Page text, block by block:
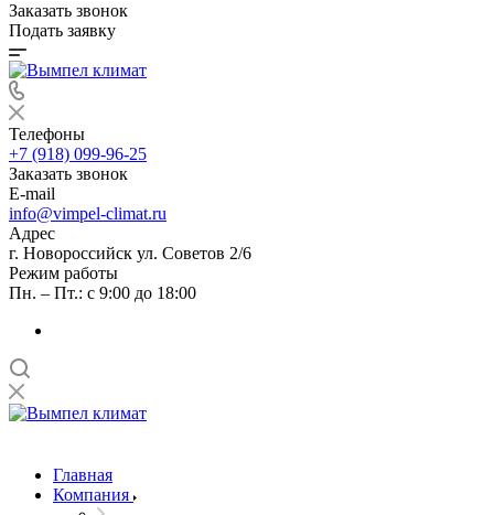
Заказать звонок
Подать заявку
Телефоны
+7 (918) 099-96-25
Заказать звонок
E-mail
info@vimpel-climat.ru
Адрес
г. Новороссийск ул. Советов 2/6
Режим работы
Пн. – Пт.: с 9:00 до 18:00
Главная
Компания